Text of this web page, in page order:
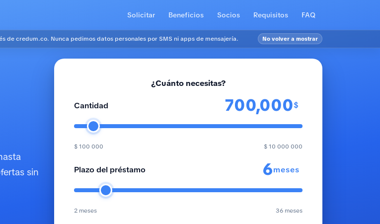
Solicitar Beneficios Socios Requisitos FAQ
de credum.co. Nunca pedimos datos personales por SMS ni apps de mensajería. No volver a mostrar
sin
¿Cuánto necesitas?
Cantidad $
$ 100 000 $ 10 000 000
Plazo del préstamo meses
2 meses 36 meses